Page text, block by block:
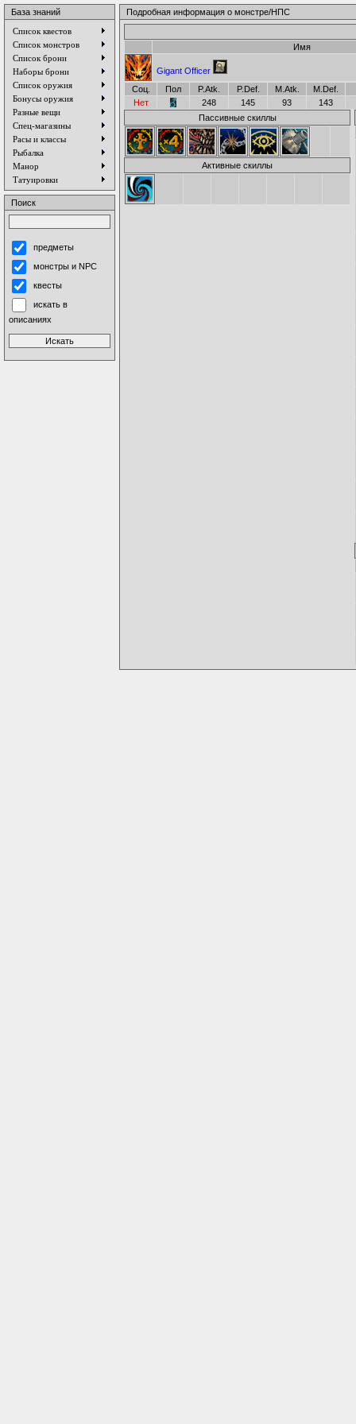
База знаний
Список квестов
Список монстров
Список брони
Наборы брони
Список оружия
Бонусы оружия
Разные вещи
Спец-магазины
Расы и классы
Рыбалка
Манор
Татуировки
Поиск
предметы
монстры и NPC
квесты
искать в
описаниях
Подробная информация о монстре/НПС
Имя
Gigant Officer
Соц.
Пол P.Atk. P.Def. M.Atk.
M.Def.
Нет
248 145 93
143
Пассивные скиллы
Активные скиллы